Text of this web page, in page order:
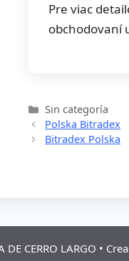
Pre viac
obchodovaní
Categorías
Sin categoría
Polska Bitradex
Bitradex Polska
CERRO LARGO •